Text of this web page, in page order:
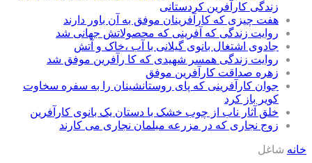
زندگی کارآفرین کردستانی
هفت چیزی که کارآفرینان موفق به آن باور دارند
روایت زندگی که آفرینی که محصولاتش جهانی شد
جادوی اشتغال بانوی گیلانی با آب ،خاک و آتش
روایت زندگی همسر شهیدی که کا رآفرین موفق شد
زهره صداقت کارآفرین موفق
جوان کارآفرینی که پای روستانشینان را به سفره سخاوت
کویر باز کرد
خلق آثار ناب از چوب خشک با دستان یک بانوی کارآفرین
زوج نجاری که در مزرعه مبلمان نجاری می کارند
خانه شاغل